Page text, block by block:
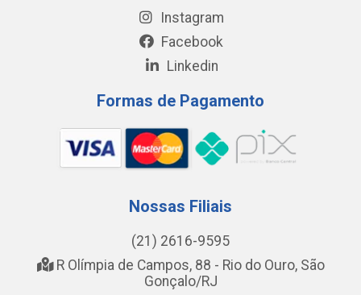
Instagram
Facebook
Linkedin
Formas de Pagamento
Nossas Filiais
(21) 2616-9595
R Olímpia de Campos, 88 - Rio do Ouro, São
Gonçalo/RJ